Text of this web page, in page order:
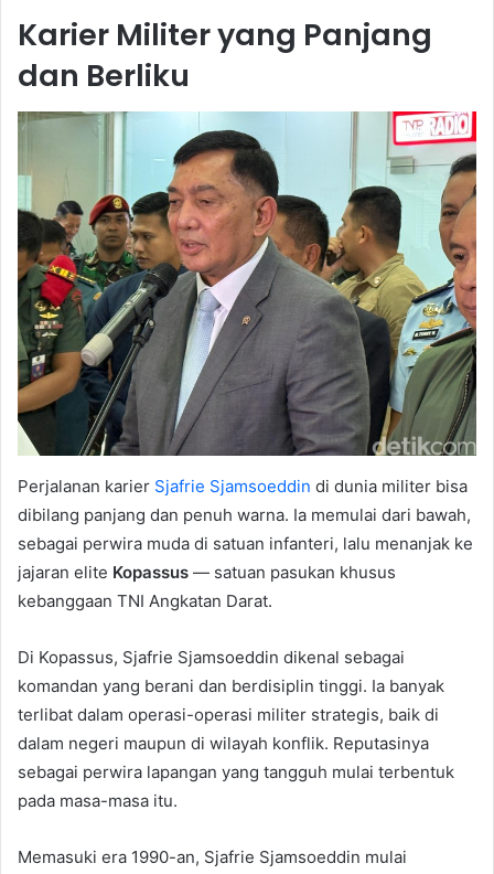
Karier Militer yang Panjang
dan Berliku
Perjalanan karier Sjafrie Sjamsoeddin di dunia militer bisa
dibilang panjang dan penuh warna. Ia memulai dari bawah,
sebagai perwira muda di satuan infanteri, lalu menanjak ke
jajaran elite Kopassus — satuan pasukan khusus
kebanggaan TNI Angkatan Darat.
Di Kopassus, Sjafrie Sjamsoeddin dikenal sebagai
komandan yang berani dan berdisiplin tinggi. Ia banyak
terlibat dalam operasi-operasi militer strategis, baik di
dalam negeri maupun di wilayah konflik. Reputasinya
sebagai perwira lapangan yang tangguh mulai terbentuk
pada masa-masa itu.
Memasuki era 1990-an, Sjafrie Sjamsoeddin mulai